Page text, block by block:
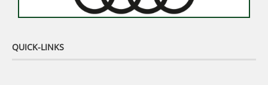
QUICK-LINKS